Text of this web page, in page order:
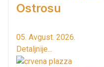
Ostrosu
05. Avgust. 2026.
Detaljnije...